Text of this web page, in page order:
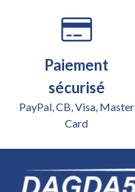
Paiement
sécurisé
PayPal, CB, Visa, Master
Card